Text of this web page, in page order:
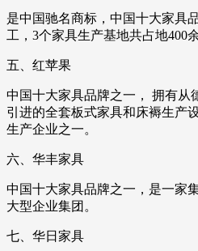
是中国驰名商标，中国十大家具
工，3个家具生产基地共占地400余
五、红苹果
中国十大家具品牌之一， 拥有从
引进的全套板式家具和床褥生产
生产企业之一。
六、华丰家具
中国十大家具品牌之一，是一家
大型企业集团。
七、华日家具